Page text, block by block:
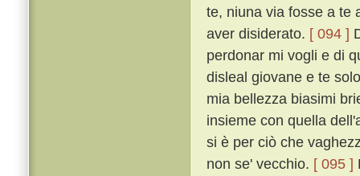
te, niuna via fosse a te
aver disiderato. [ 094 ]
perdonar mi vogli e di
disleal giovane e te
mia bellezza biasimi
insieme con quella
si è per ciò che
non se' vecchio. [ 095 ]